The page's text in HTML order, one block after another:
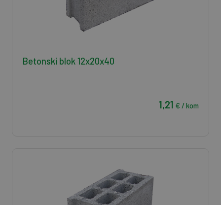
Betonski blok 12x20x40
1,21 € / kom